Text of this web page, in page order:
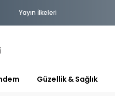
Yayın İlkeleri
Güzellik & Sağlık